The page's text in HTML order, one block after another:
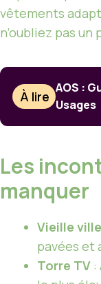
vêtements
n’oubliez pas un
À lire
AOS :
Usages
Les
manquer
Vieille ville
pavées et
Torre TV :